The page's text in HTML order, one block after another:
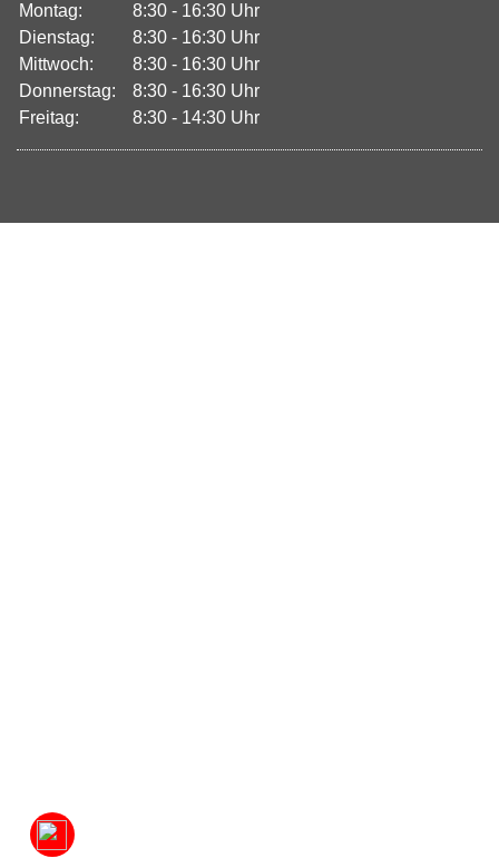
Montag:
8:30 - 16:30 Uhr
Dienstag:
8:30 - 16:30 Uhr
Mittwoch:
8:30 - 16:30 Uhr
Donnerstag:
8:30 - 16:30 Uhr
Freitag:
8:30 - 14:30 Uhr